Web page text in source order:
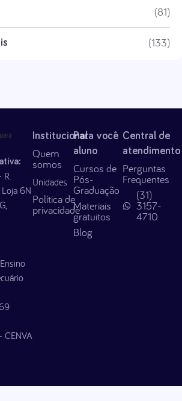
(81)
(133)
R.
6N
Institucional
Quem
somos
Unidades
Política de
privacidade
Para você
aluno
Cursos de
Pós-
Graduação
Materiais
gratuitos
Blog
Central de
atendimento
Perguntas
Frequentes
(31)
3157-
4710